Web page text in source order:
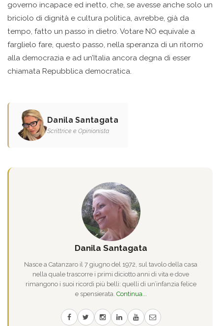
governo incapace ed inetto, che, se avesse anche solo un
briciolo di dignità e cultura politica, avrebbe, già da
tempo, fatto un passo in dietro. Votare NO equivale a
farglielo fare, questo passo, nella speranza di un ritorno
alla democrazia e ad un’Italia ancora degna di esser
chiamata Repubblica democratica.
Danila Santagata
Scrittrice e Opinionista
Danila Santagata
Nasce a Catanzaro il 7 giugno del 1972, sul tavolo della casa
nella quale trascorre i primi diciotto anni di vita e dove
rimangono i suoi ricordi più belli: quelli di un’infanzia felice
e spensierata. Continua...